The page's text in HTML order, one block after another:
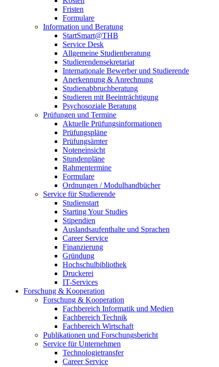
Fristen
Formulare
Information und Beratung
StartSmart@THB
Service Desk
Allgemeine Studienberatung
Studierendensekretariat
Internationale Bewerber und Studierende
Anerkennung & Anrechnung
Studienabbruchberatung
Studieren mit Beeinträchtigung
Psychosoziale Beratung
Prüfungen und Termine
Aktuelle Prüfungsinformationen
Prüfungspläne
Prüfungsämter
Noteneinsicht
Stundenpläne
Rahmentermine
Formulare
Ordnungen / Modulhandbücher
Service für Studierende
Studienstart
Starting Your Studies
Stipendien
Auslandsaufenthalte und Sprachen
Career Service
Finanzierung
Gründung
Hochschulbibliothek
Druckerei
IT-Services
Forschung & Kooperation
Forschung & Kooperation
Fachbereich Informatik und Medien
Fachbereich Technik
Fachbereich Wirtschaft
Publikationen und Forschungsbericht
Service für Unternehmen
Technologietransfer
Career Service